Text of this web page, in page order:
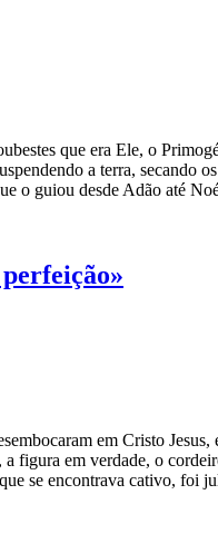
que era Ele, o
a terra,
o guiou desde Adão até
em Cristo
figura em verdade, o
se encontrava cativo, foi